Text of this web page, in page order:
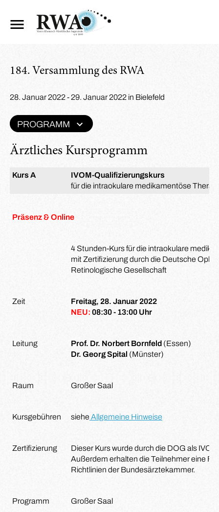
184. Versammlung des RWA
Ärztliches Kursprogramm
Kurs A
IVOM-Qualifizierungskurs
für die intraokulare medikamentöse
Präsenz & Online
4 Stunden-Kurs für die intraokulare
mit Zertifizierung durch die Deutsche
Retinologische Gesellschaft
Zeit
Freitag, 28. Januar 2022
NEU: 08:30 - 13:00 Uhr
Leitung Prof. Dr. Norbert Bornfeld (Essen)
Dr. Georg Spital (Münster)
Raum Großer Saal
Kursgebühren siehe Allgemeine Hinweise
Zertifizierung
Dieser Kurs wurde durch die DOG als
Außerdem erhalten die Teilnehmer eine
Richtlinien der Bundesärztekammer.
Programm
Großer Saal
28. Januar 2022 - 29. Januar 2022 in Bielefeld
PROGRAMM